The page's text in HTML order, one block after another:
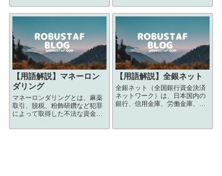
に預け入れた後、支払いは小切
手や手形を振り出す形で行いま
【用語解説】 マネーロン
ダリング
マネーロンダリングとは、麻薬
取引、脱税、粉飾研鑽など犯罪
によって取得した不法な資金
どを利用して転々と移動するこ
【用語解説】全銀ネット
全銀ネット（全国銀行資金決済
ネットワーク）は、日本国内の
銀行、信用金庫、労働金庫、信
行うためのインフラストラクチ